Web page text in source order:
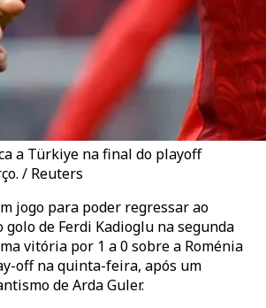
a Türkiye na final do playoff
/ Reuters
jogo para poder regressar ao
de Ferdi Kadioglu na segunda
vitória por 1 a 0 sobre a Roménia
off na quinta-feira, após um
de Arda Guler.